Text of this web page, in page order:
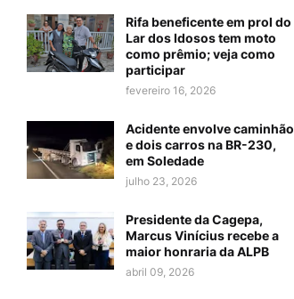
Rifa beneficente em prol do
Lar dos Idosos tem moto
como prêmio; veja como
participar
fevereiro 16, 2026
Acidente envolve caminhão
e dois carros na BR-230,
em Soledade
julho 23, 2026
Presidente da Cagepa,
Marcus Vinícius recebe a
maior honraria da ALPB
abril 09, 2026